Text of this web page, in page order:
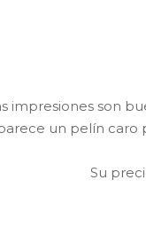
impresiones son
un pelín caro
Su